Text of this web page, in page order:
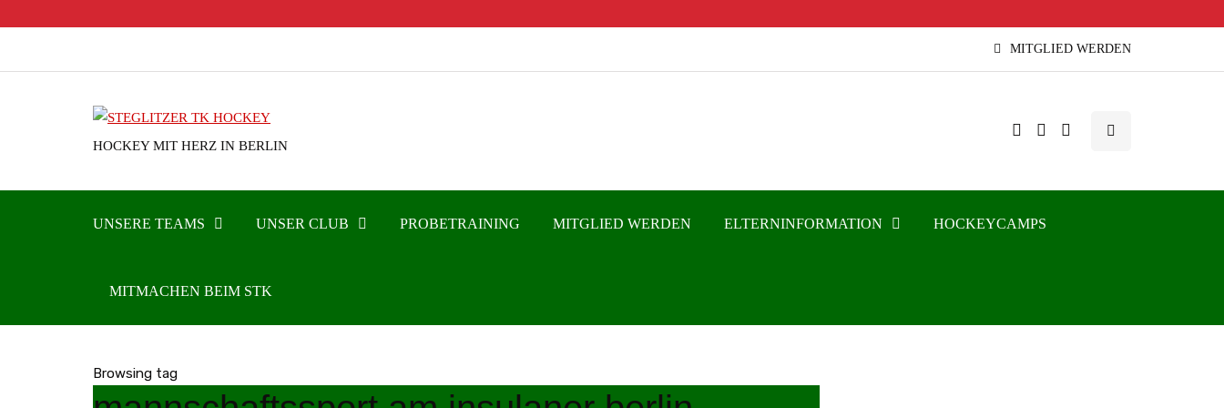
MITGLIED WERDEN
HOCKEY MIT HERZ IN BERLIN
UNSERE TEAMS UNSER CLUB PROBETRAINING MITGLIED WERDEN ELTERNINFORMATION HOCKEYCAMPS
MITMACHEN BEIM STK
Browsing tag